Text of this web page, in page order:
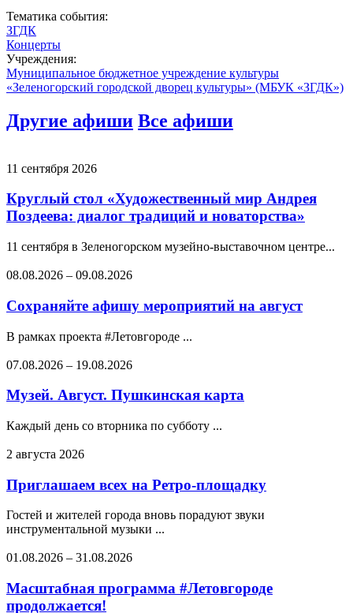
Тематика события:
ЗГДК
Концерты
Учреждения:
Муниципальное бюджетное учреждение культуры
«Зеленогорский городской дворец культуры» (МБУК «ЗГДК»)
Другие афиши Все афиши
11 сентября 2026
Круглый стол «Художественный мир Андрея
Поздеева: диалог традиций и новаторства»
11 сентября в Зеленогорском музейно-выставочном центре...
08.08.2026 – 09.08.2026
Сохраняйте афишу мероприятий на август
В рамках проекта #Летовгороде ...
07.08.2026 – 19.08.2026
Музей. Август. Пушкинская карта
Каждый день со вторника по субботу ...
2 августа 2026
Приглашаем всех на Ретро-площадку
Гостей и жителей города вновь порадуют звуки
инструментальной музыки ...
01.08.2026 – 31.08.2026
Масштабная программа #Летовгороде
продолжается!